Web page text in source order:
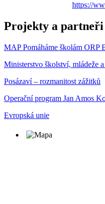
https://
Projekty a partneři
MAP Pomáháme školám ORP
Ministerstvo školství, mládeže
Posázaví – rozmanitost zážitků
Operační program Jan Amos
Evropská unie